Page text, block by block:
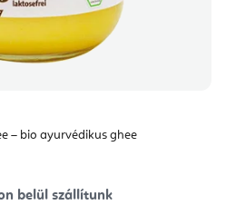
– bio ayurvédikus ghee
belül szállítunk